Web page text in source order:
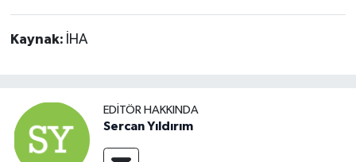
Kaynak: İHA
EDITÖR HAKKINDA
Sercan Yıldırım